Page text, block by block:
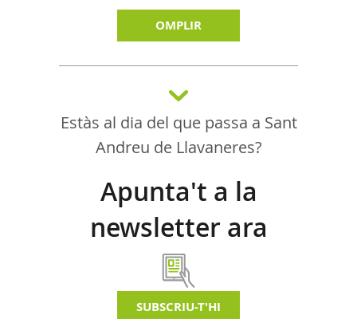
OMPLIR
Estàs al dia del que passa a Sant
Andreu de Llavaneres?
Apunta't a la
newsletter ara
SUBSCRIU-T'HI